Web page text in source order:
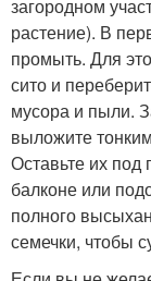
загородном
растение). В
промыть. Для
сито и
мусора и пыли.
выложите
Оставьте их
балконе или
полного
семечки, чтобы